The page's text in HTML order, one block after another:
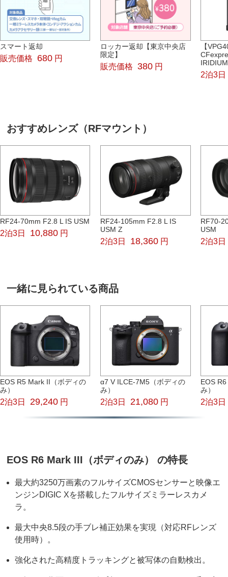
スマート返却
販売価格 680 円
ロッカー返却【東京中央店
限定】
販売価格 380 円
【
2泊3日
おすすめレンズ（RFマウント）
RF24-70mm F2.8 L IS USM
2泊3日 10,880 円
RF24-105mm F2.8 L IS
USM Z
2泊3日 18,360 円
RF70-
USM
2泊3日
一緒に見られている商品
EOS R5 Mark II（ボディの
み）
2泊3日 29,240 円
α7 V ILCE-7M5（ボディの
み）
2泊3日 21,080 円
EOS
み）
2泊3日
EOS R6 Mark III（ボディのみ） の特長
最大約3250万画素のフルサイズCMOSセンサーと映像エ
ンジンDIGIC Xを搭載したフルサイズミラーレスカメ
ラ。
最大中央8.5段の手ブレ補正効果を実現（対応RFレンズ
使用時）。
強化された高精度トラッキングと被写体の自動検出。